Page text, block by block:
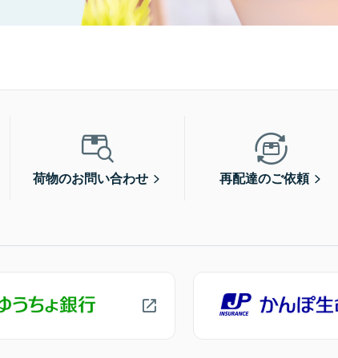
荷物のお問い合わせ 再配達のご依頼